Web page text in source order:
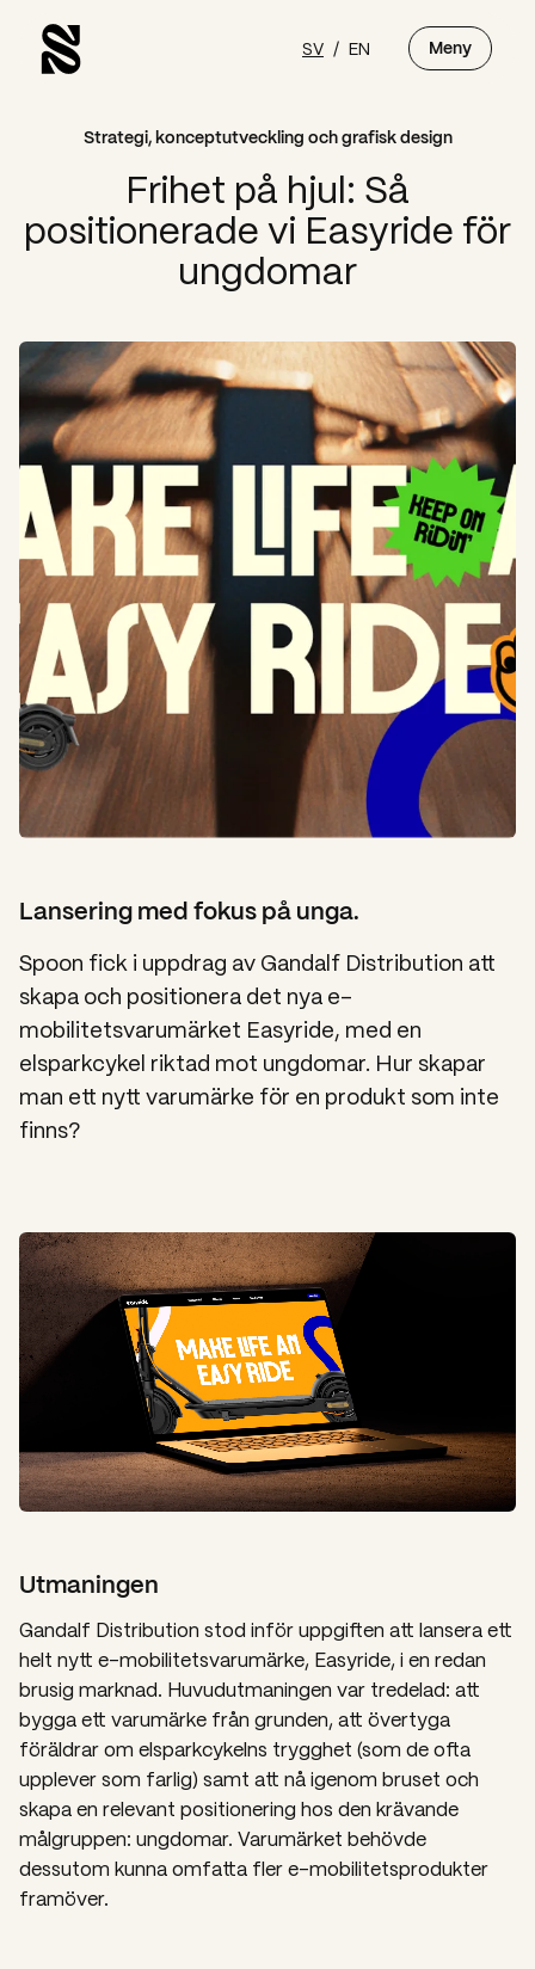
SV / EN Meny
Strategi, konceptutveckling och grafisk design
Frihet på hjul: Så
positionerade vi Easyride för
ungdomar
Lansering med fokus på unga.
Spoon fick i uppdrag av Gandalf Distribution att
skapa och positionera det nya e-
mobilitetsvarumärket Easyride, med en
elsparkcykel riktad mot ungdomar. Hur skapar
man ett nytt varumärke för en produkt som inte
finns?
Utmaningen
Gandalf Distribution stod inför uppgiften att lansera ett
helt nytt e-mobilitetsvarumärke, Easyride, i en redan
brusig marknad. Huvudutmaningen var tredelad: att
bygga ett varumärke från grunden, att övertyga
föräldrar om elsparkcykelns trygghet (som de ofta
upplever som farlig) samt att nå igenom bruset och
skapa en relevant positionering hos den krävande
målgruppen: ungdomar. Varumärket behövde
dessutom kunna omfatta fler e-mobilitetsprodukter
framöver.